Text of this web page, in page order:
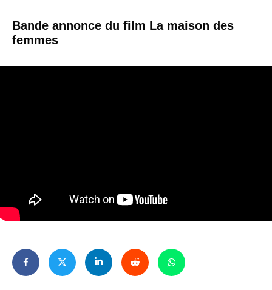
Bande annonce du film La maison des
femmes